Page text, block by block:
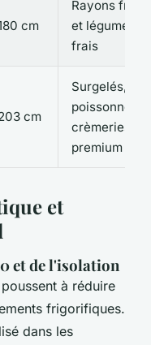
cm
Rayons fruits
et légumes
frais
cm
Surgelés,
crèmeries
premium
et
et de l'isolation
à réduire
frigorifiques.
dans les